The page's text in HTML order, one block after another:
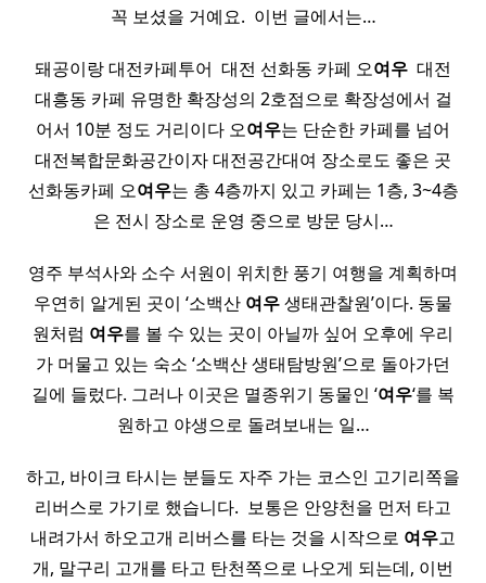
꼭 보셨을 거예요. ​ 이번 글에서는…
돼공이랑 대전카페투어 ​ 대전 선화동 카페 오여우 ​ 대전
대흥동 카페 유명한 확장성의 2호점으로 확장성에서 걸
어서 10분 정도 거리이다 오여우는 단순한 카페를 넘어
대전복합문화공간이자 대전공간대여 장소로도 좋은 곳
선화동카페 오여우는 총 4층까지 있고 카페는 1층, 3~4층
은 전시 장소로 운영 중으로 방문 당시…
영주 부석사와 소수 서원이 위치한 풍기 여행을 계획하며
우연히 알게된 곳이 ‘소백산 여우생태관찰원’이다. 동물
원처럼 여우를 볼 수 있는 곳이 아닐까 싶어 오후에 우리
가 머물고 있는 숙소 ‘소백산 생태탐방원’으로 돌아가던
길에 들렀다. 그러나 이곳은 멸종위기 동물인 ‘여우‘를 복
원하고 야생으로 돌려보내는 일…
하고, 바이크 타시는 분들도 자주 가는 코스인 고기리쪽을
리버스로 가기로 했습니다. ​ 보통은 안양천을 먼저 타고
내려가서 하오고개 리버스를 타는 것을 시작으로 여우고
개, 말구리 고개를 타고 탄천쪽으로 나오게 되는데, 이번